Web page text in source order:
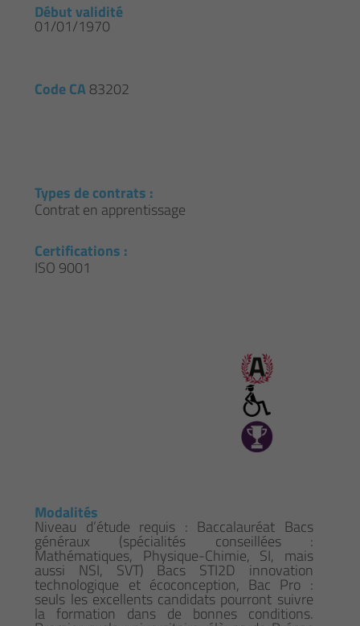
Début validité
01/01/1970
Code CA83202
Types de contrats :
Contrat en apprentissage
Certifications :
ISO 9001
Modalités
Niveau d’étude requis : Baccalauréat Bacs
généraux (spécialités conseillées :
Mathématiques, Physique-Chimie, SI, mais
aussi NSI, SVT) Bacs STI2D innovation
technologique et écoconception, Bac Pro :
seuls les excellents candidats pourront suivre
la formation dans de bonnes conditions.